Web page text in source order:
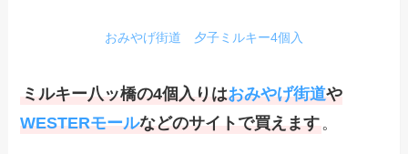
おみやげ街道 夕子ミルキー4個入
ミルキー八ッ橋の4個入りはおみやげ街道や
WESTERモールなどのサイトで買えます。